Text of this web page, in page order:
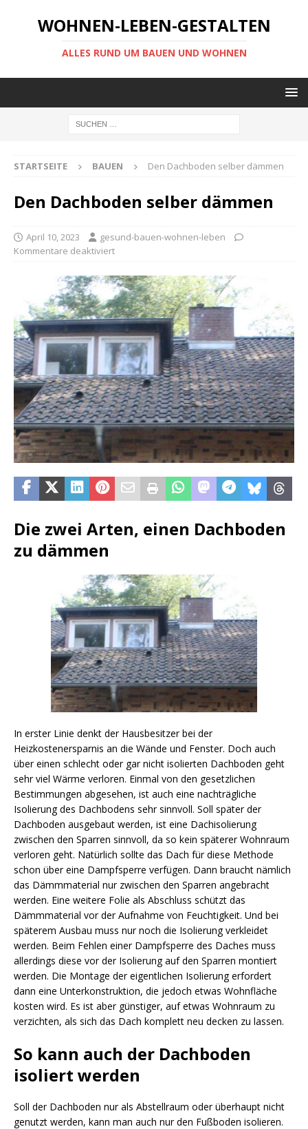
WOHNEN-LEBEN-GESTALTEN
ALLES RUND UM BAUEN UND WOHNEN
STARTSEITE BAUEN Den Dachboden selber dämmen
Den Dachboden selber dämmen
April 10, 2023
gesund-bauen-wohnen-leben
Kommentare deaktiviert
Die zwei Arten, einen Dachboden
zu dämmen
In erster Linie denkt der Hausbesitzer bei der
Heizkostenersparnis an die Wände und Fenster. Doch auch
über einen schlecht oder gar nicht isolierten Dachboden geht
sehr viel Wärme verloren. Einmal von den gesetzlichen
Bestimmungen abgesehen, ist auch eine nachträgliche
Isolierung des Dachbodens sehr sinnvoll. Soll später der
Dachboden ausgebaut werden, ist eine Dachisolierung
zwischen den Sparren sinnvoll, da so kein späterer Wohnraum
verloren geht. Natürlich sollte das Dach für diese Methode
schon über eine Dampfsperre verfügen. Dann braucht nämlich
das Dämmmaterial nur zwischen den Sparren angebracht
werden. Eine weitere Folie als Abschluss schützt das
Dämmmaterial vor der Aufnahme von Feuchtigkeit. Und bei
späterem Ausbau muss nur noch die Isolierung verkleidet
werden. Beim Fehlen einer Dampfsperre des Daches muss
allerdings diese vor der Isolierung auf den Sparren montiert
werden. Die Montage der eigentlichen Isolierung erfordert
dann eine Unterkonstruktion, die jedoch etwas Wohnfläche
kosten wird. Es ist aber günstiger, auf etwas Wohnraum zu
verzichten, als sich das Dach komplett neu decken zu lassen.
So kann auch der Dachboden
isoliert werden
Soll der Dachboden nur als Abstellraum oder überhaupt nicht
genutzt werden, kann man auch nur den Fußboden isolieren.